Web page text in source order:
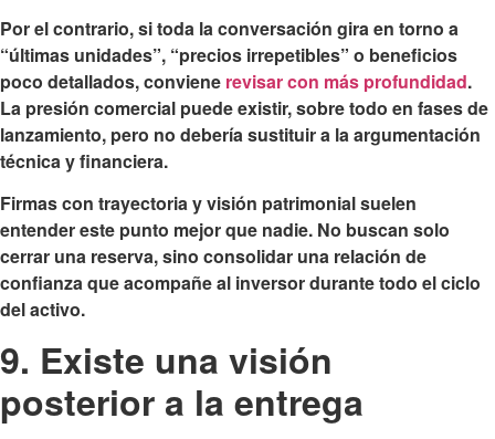
Por el contrario, si toda la conversación gira en torno a
“últimas unidades”, “precios irrepetibles” o beneficios
poco detallados, conviene revisar con más profundidad.
La presión comercial puede existir, sobre todo en fases de
lanzamiento, pero no debería sustituir a la argumentación
técnica y financiera.
Firmas con trayectoria y visión patrimonial suelen
entender este punto mejor que nadie. No buscan solo
cerrar una reserva, sino consolidar una relación de
confianza que acompañe al inversor durante todo el ciclo
del activo.
9. Existe una visión
posterior a la entrega